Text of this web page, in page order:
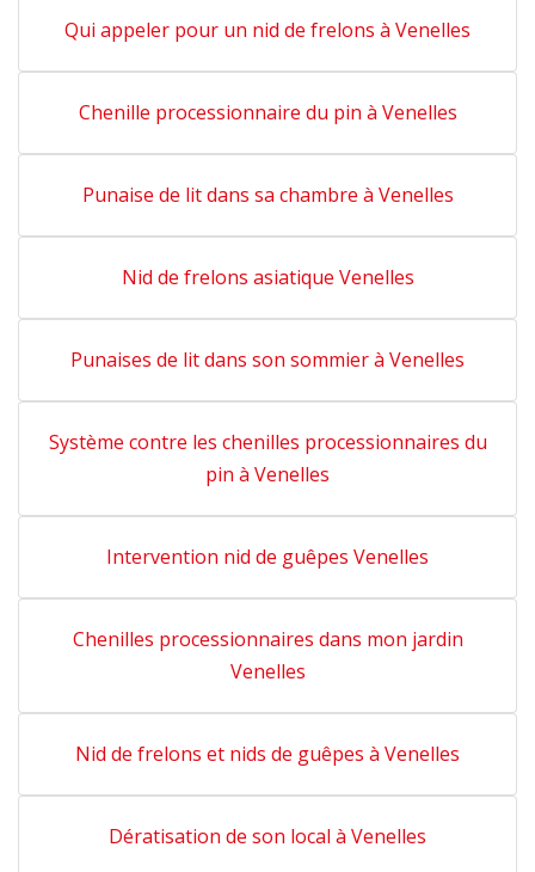
Qui appeler pour un nid de frelons à Venelles
Chenille processionnaire du pin à Venelles
Punaise de lit dans sa chambre à Venelles
Nid de frelons asiatique Venelles
Punaises de lit dans son sommier à Venelles
Système contre les chenilles processionnaires du
pin à Venelles
Intervention nid de guêpes Venelles
Chenilles processionnaires dans mon jardin
Venelles
Nid de frelons et nids de guêpes à Venelles
Dératisation de son local à Venelles